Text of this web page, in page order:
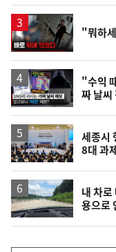
영
상
"뭐하
영
상
"수익
짜 날씨
세종시
8대 과
내 차
용으로